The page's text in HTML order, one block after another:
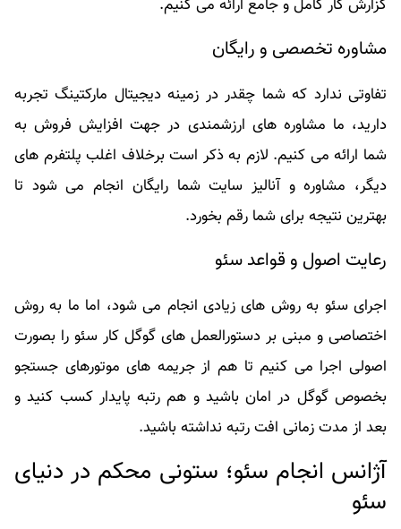
گزارش کار کامل و جامع ارائه می کنیم.
مشاوره تخصصی و رایگان
تفاوتی ندارد که شما چقدر در زمینه دیجیتال مارکتینگ تجربه
دارید، ما مشاوره های ارزشمندی در جهت افزایش فروش به
شما ارائه می کنیم. لازم به ذکر است برخلاف اغلب پلتفرم های
دیگر، مشاوره و آنالیز سایت شما رایگان انجام می شود تا
بهترین نتیجه برای شما رقم بخورد.
رعایت اصول و قواعد سئو
اجرای سئو به روش های زیادی انجام می شود، اما ما به روش
اختصاصی و مبنی بر دستورالعمل های گوگل کار سئو را بصورت
اصولی اجرا می کنیم تا هم از جریمه های موتورهای جستجو
بخصوص گوگل در امان باشید و هم رتبه پایدار کسب کنید و
بعد از مدت زمانی افت رتبه نداشته باشید.
آژانس انجام سئو؛ ستونی محکم در دنیای
سئو